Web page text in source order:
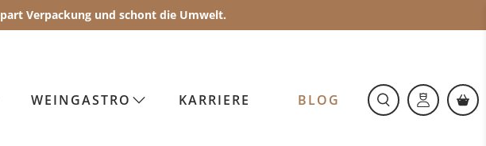
Verpackung und schont die Umwelt.
WEINGASTRO KARRIERE BLOG